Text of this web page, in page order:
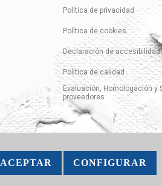
Política de privacidad
Política de cookies
Declaración de accesibilidad
Política de calidad
Evaluación, Homologación y
proveedores
ACEPTAR CONFIGURAR